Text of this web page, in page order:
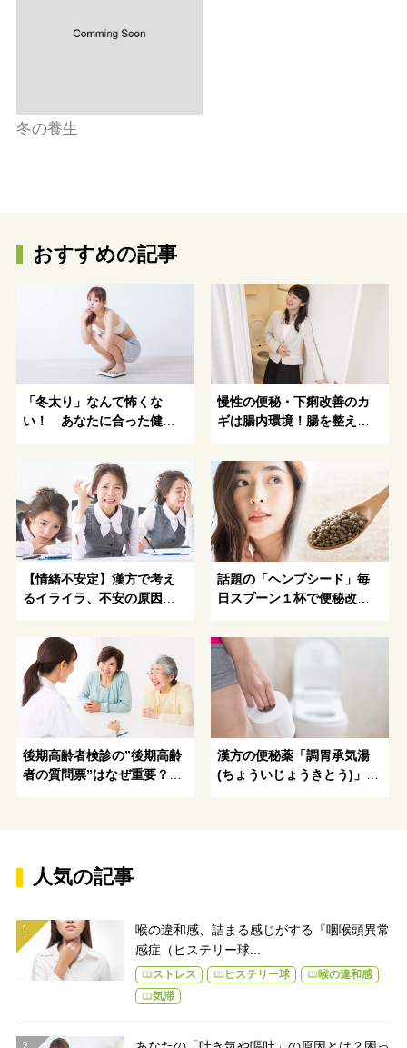
冬の養生
おすすめの記事
「冬太り」なんて怖くな
い！ あなたに合った健康
慢性の便秘・下痢改善のカ
ギは腸内環境！腸を整える
【情緒不安定】漢方で考え
るイライラ、不安の原因と
話題の「ヘンプシード」毎
日スプーン１杯で便秘改善
後期高齢者検診の”後期高齢
者の質問票”はなぜ重要？質
漢方の便秘薬「調胃承気湯
(ちょういじょうきとう)」を
人気の記事
喉の違和感、詰まる感じがする『咽喉頭異常
感症（ヒステリー球...
ストレス ヒステリー球
喉の違和感
気滞